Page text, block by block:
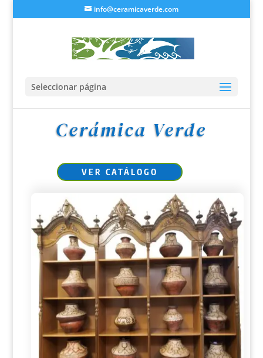
info@ceramicaverde.com
Seleccionar página
Cerámica Verde
VER CATÁLOGO